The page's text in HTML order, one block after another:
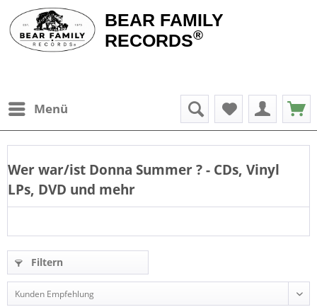
BEAR FAMILY
RECORDS®
Menü
Wer war/ist Donna Summer? - CDs, Vinyl
LPs, DVD und mehr
Filtern